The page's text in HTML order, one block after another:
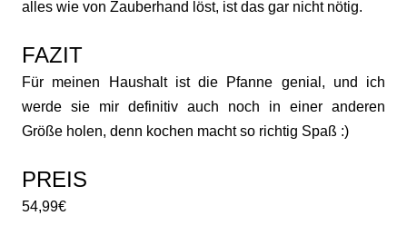
alles wie von Zauberhand löst, ist das gar nicht nötig.
FAZIT
Für meinen Haushalt ist die Pfanne genial, und ich
werde sie mir definitiv auch noch in einer anderen
Größe holen, denn kochen macht so richtig Spaß :)
PREIS
54,99€